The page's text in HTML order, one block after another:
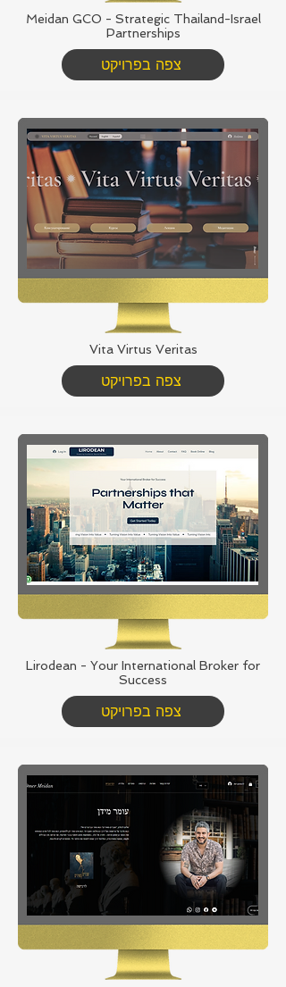
Meidan GCO - Strategic Thailand-Israel
Partnerships
צפה בפרויקט
Vita Virtus Veritas
צפה בפרויקט
Lirodean - Your International Broker for
Success
צפה בפרויקט